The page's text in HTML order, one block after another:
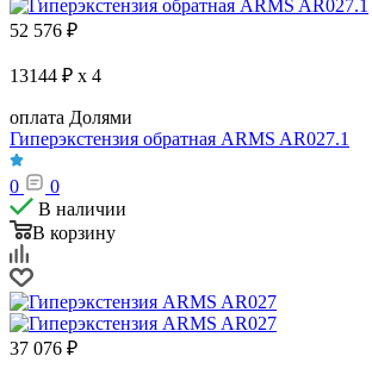
52 576 ₽
13144 ₽ x 4
оплата Долями
Гиперэкстензия обратная ARMS AR027.1
0
0
В наличии
В корзину
37 076 ₽